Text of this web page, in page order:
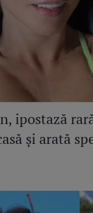
ipostază
și arată